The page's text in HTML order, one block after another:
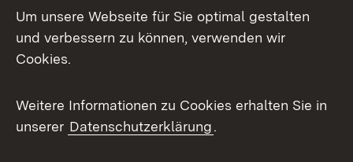
Facebook
X / Twitter
Youtube
Um unsere Webseite für Sie optimal gestalten
und verbessern zu können, verwenden wir
Cookies.
Weitere Informationen zu Cookies erhalten Sie in
unserer Datenschutzerklärung.